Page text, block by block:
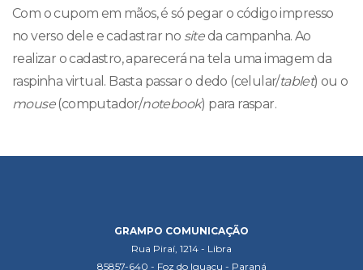
Com o cupom em mãos, é só pegar o código impresso
no verso dele e cadastrar no siteda campanha. Ao
realizar o cadastro, aparecerá na tela uma imagem da
raspinha virtual. Basta passar o dedo (celular/tablet) ou o
mouse(computador/notebook) para raspar.
GRAMPO COMUNICAÇÃO
Rua Piraí, 1214 - Libra
85857-640 - Foz do Iguaçu - Paraná